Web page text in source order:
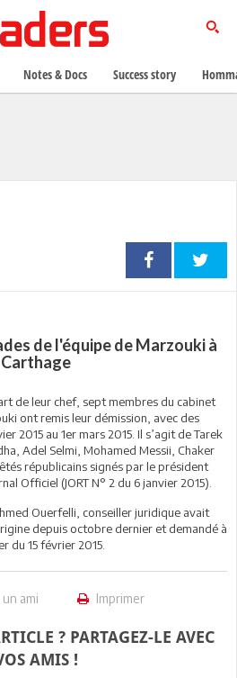
de l'équipe de Marzouki à
Carthage
de leur chef, sept membres du cabinet
ont remis leur démission, avec des
2015 au 1er mars 2015. Il s’agit de Tarek
Adel Selmi, Mohamed Messii, Chaker
républicains signés par le président
Officiel (JORT N° 2 du 6 janvier 2015).
Ouerfelli, conseiller juridique avait
depuis octobre dernier et demandé à
du 15 février 2015.
ami Imprimer
? PARTAGEZ-LE AVEC
AMIS !
Notes & Docs Success story